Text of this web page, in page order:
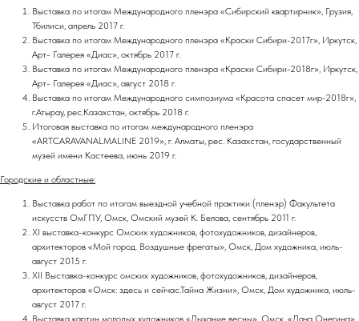
Выставка по итогам Международного пленэра «Сибирский квартирник», Грузия,
Тбилиси, апрель 2017 г.
Выставка по итогам Международного пленэра «Краски Сибири-2017г», Иркутск,
Арт- Галерея «Диас», октябрь 2017 г.
Выставка по итогам Международного пленэра «Краски Сибири-2018г», Иркутск,
Арт- Галерея «Диас», август 2018 г.
Выставка по итогам Международного симпозиума «Красота спасет мир-2018г»,
г.Атырау, рес.Казахстан, октябрь 2018 г.
Итоговая выставка по итогам международного пленэра
«ARTCARAVANALMALINE 2019», г. Алматы, рес. Казахстан, государственный
музей имени Кастеева, июнь 2019 г.
Городские и областные:
Выставка работ по итогам выездной учебной практики (пленэр) Факультета
искусств ОмГПУ, Омск, Омский музей К. Белова, сентябрь 2011 г.
XI выставка-конкурс Омских художников, фотохудожников, дизайнеров,
архитекторов «Мой город. Воздушные фрегаты», Омск, Дом художника, июль-
август 2015 г.
XII Выставка-конкурс омских художников, фотохудожников, дизайнеров,
архитекторов «Омск: здесь и сейчас.Тайна Жизни», Омск, Дом художника, июль-
август 2017 г.